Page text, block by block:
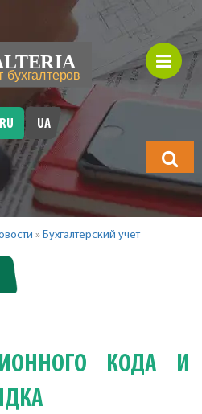
будете
искать?
RU UA
» Бухгалтерский учет
КОДА И